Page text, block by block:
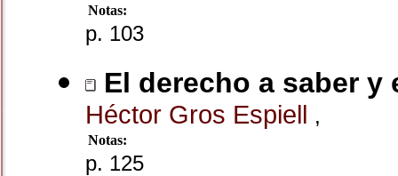
Notas:
p. 103
El derecho a saber y
Héctor Gros Espiell ,
Notas:
p. 125